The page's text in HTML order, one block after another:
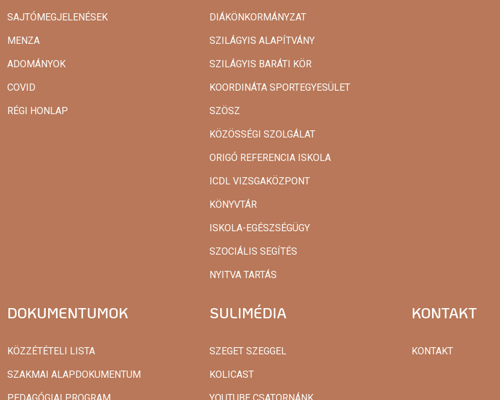
SAJTÓMEGJELENÉSEK
MENZA
ADOMÁNYOK
COVID
RÉGI HONLAP
DIÁKÖNKORMÁNYZAT
SZILÁGYIS ALAPÍTVÁNY
SZILÁGYIS BARÁTI KÖR
KOORDINÁTA SPORTEGYESÜLET
SZÖSZ
KÖZÖSSÉGI SZOLGÁLAT
ORIGÓ REFERENCIA ISKOLA
ICDL VIZSGAKÖZPONT
KÖNYVTÁR
ISKOLA-EGÉSZSÉGÜGY
SZOCIÁLIS SEGÍTÉS
NYITVA TARTÁS
DOKUMENTUMOK
KÖZZÉTÉTELI LISTA
SZAKMAI ALAPDOKUMENTUM
SULIMÉDIA
SZEGET SZEGGEL
KOLICAST
KONTAKT
KONTAKT